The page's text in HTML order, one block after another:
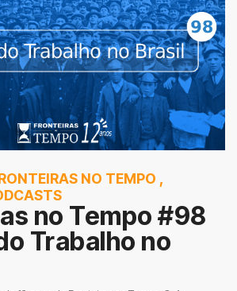
NO TEMPO ,
no Tempo #98
Trabalho no